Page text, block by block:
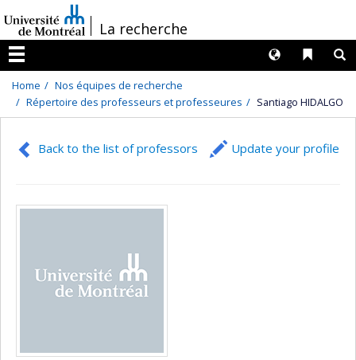
au
contenu
/La recherche
Menu
Liens
Langues
Home
Nos équipes de recherche
Répertoire des professeurs et professeures
Santiago HIDALGO
Back to the list of professors Update your profile